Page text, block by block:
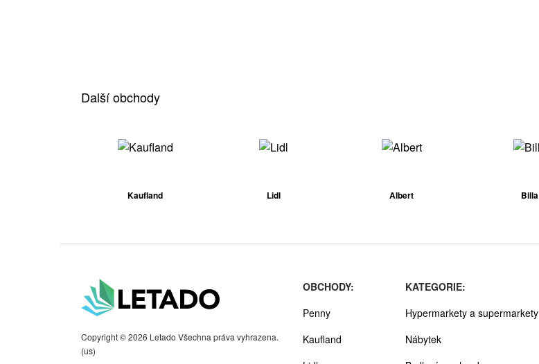
Další obchody
Kaufland Lidl Albert Billa
Copyright © 2026 Letado Všechna práva vyhrazena.
(us)
OBCHODY:
Penny
Kaufland
KATEGORIE:
Hypermarkety a supermarkety
Nábytek